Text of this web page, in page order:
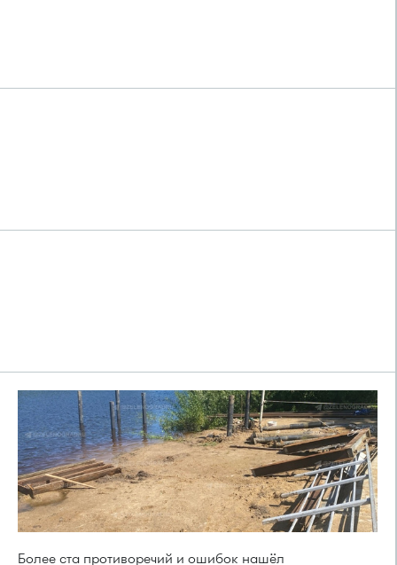
Более ста противоречий и ошибок нашёл